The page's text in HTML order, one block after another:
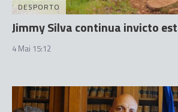
DESPORTO
Jimmy Silva continua invicto
4 Mai 15:12